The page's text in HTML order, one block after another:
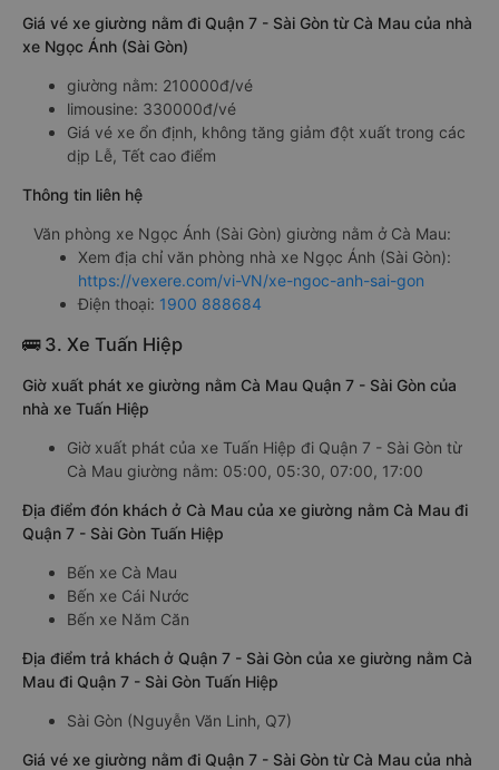
Giá vé xe giường nằm đi Quận 7 - Sài Gòn từ Cà Mau của nhà
xe Ngọc Ánh (Sài Gòn)
giường nằm: 210000đ/vé
limousine: 330000đ/vé
Giá vé xe ổn định, không tăng giảm đột xuất trong các
dịp Lễ, Tết cao điểm
Thông tin liên hệ
Văn phòng xe Ngọc Ánh (Sài Gòn) giường nằm ở Cà Mau:
Xem địa chỉ văn phòng nhà xe Ngọc Ánh (Sài Gòn):
https://vexere.com/vi-VN/xe-ngoc-anh-sai-gon
Điện thoại: 1900 888684
🚌 3. Xe Tuấn Hiệp
Giờ xuất phát xe giường nằm Cà Mau Quận 7 - Sài Gòn của
nhà xe Tuấn Hiệp
Giờ xuất phát của xe Tuấn Hiệp đi Quận 7 - Sài Gòn từ
Cà Mau giường nằm: 05:00, 05:30, 07:00, 17:00
Địa điểm đón khách ở Cà Mau của xe giường nằm Cà Mau đi
Quận 7 - Sài Gòn Tuấn Hiệp
Bến xe Cà Mau
Bến xe Cái Nước
Bến xe Năm Căn
Địa điểm trả khách ở Quận 7 - Sài Gòn của xe giường nằm Cà
Mau đi Quận 7 - Sài Gòn Tuấn Hiệp
Sài Gòn (Nguyễn Văn Linh, Q7)
Giá vé xe giường nằm đi Quận 7 - Sài Gòn từ Cà Mau của nhà